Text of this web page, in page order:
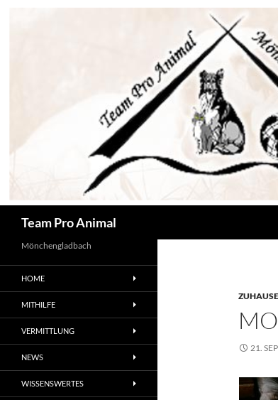
Team Pro Animal
21.
Mönchengladbach
HOME
MITHILFE
VERMITTLUNG
NEWS
WISSENSWERTES